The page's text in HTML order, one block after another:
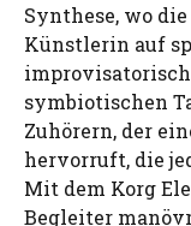
Synthese, wo
Künstlerin auf
symbiotischen
Zuhörern, der
hervorruft, die
Mit dem Korg
Begleiter